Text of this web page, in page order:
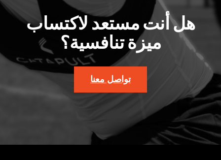
هل أنت مستعد لاكتساب
ميزة تنافسية؟
تواصل معنا